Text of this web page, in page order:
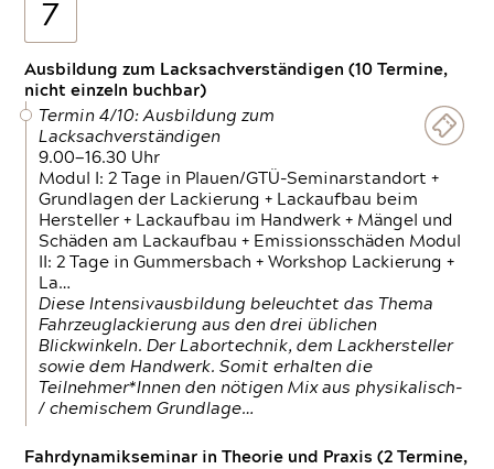
7
Ausbildung zum Lacksachverständigen (10 Termine,
nicht einzeln buchbar)
Termin 4/10: Ausbildung zum
Lacksachverständigen
9.00—16.30 Uhr
Modul I: 2 Tage in Plauen/GTÜ-Seminarstandort +
Grundlagen der Lackierung + Lackaufbau beim
Hersteller + Lackaufbau im Handwerk + Mängel und
Schäden am Lackaufbau + Emissionsschäden Modul
II: 2 Tage in Gummersbach + Workshop Lackierung +
La…
Diese Intensivausbildung beleuchtet das Thema
Fahrzeuglackierung aus den drei üblichen
Blickwinkeln. Der Labortechnik, dem Lackhersteller
sowie dem Handwerk. Somit erhalten die
Teilnehmer*Innen den nötigen Mix aus physikalisch-
/ chemischem Grundlage…
Fahrdynamikseminar in Theorie und Praxis (2 Termine,